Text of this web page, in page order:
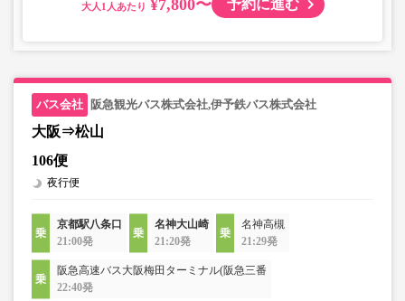
大人 ¥7,800〜 予約に進む
阪急観光バス株式会社,伊予鉄バス株式会社
大阪⇒松山
106便
夜行便
京都駅八条口
21:00発
名神大山崎
21:20発
名神高槻
21:29発
阪急高速バス大阪梅田ターミナル(阪急三番
22:40発